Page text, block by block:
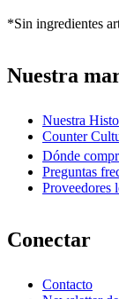
*Sin ingredientes
Nuestra
Nuestra
Counter
Dónde
Preguntas
Proveedores
Conectar
Contacto